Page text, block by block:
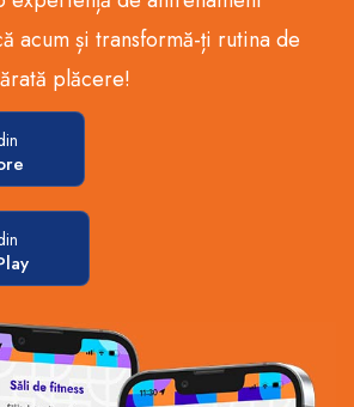
acum și transformă-ți rutina de
plăcere!